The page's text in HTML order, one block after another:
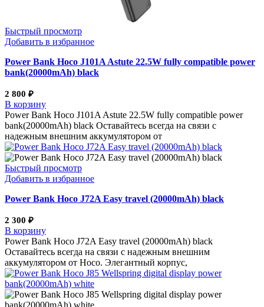
Быстрый просмотр
Добавить в избранное
Power Bank Hoco J101A Astute 22.5W fully compatible power
bank(20000mAh) black
2 800 ₽
В корзину
Power Bank Hoco J101A Astute 22.5W fully compatible power
bank(20000mAh) black Оставайтесь всегда на связи с
надежным внешним аккумулятором от
Быстрый просмотр
Добавить в избранное
Power Bank Hoco J72A Easy travel (20000mAh) black
2 300 ₽
В корзину
Power Bank Hoco J72A Easy travel (20000mAh) black
Оставайтесь всегда на связи с надежным внешним
аккумулятором от Hoco. Элегантный корпус,